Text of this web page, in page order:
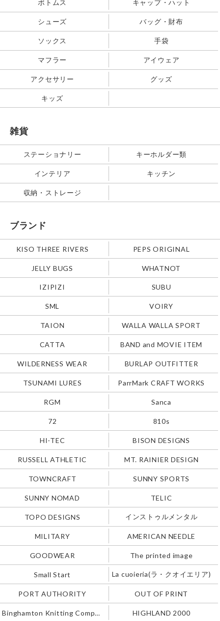
ボトムス キャップ・ハット
シューズ バッグ・財布
ソックス 手袋
マフラー アイウェア
アクセサリー グッズ
キッズ
雑貨
ステーショナリー キーホルダー類
インテリア キッチン
収納・ストレージ
ブランド
KISO THREE RIVERS PEPS ORIGINAL
JELLY BUGS WHATNOT
IZIPIZI SUBU
SML VOIRY
TAION WALLA WALLA SPORT
CATTA BAND and MOVIE ITEM
WILDERNESS WEAR BURLAP OUTFITTER
TSUNAMI LURES ParrMark CRAFT WORKS
RGM Sanca
72 810s
HI-TEC BISON DESIGNS
RUSSELL ATHLETIC MT. RAINIER DESIGN
TOWNCRAFT SUNNY SPORTS
SUNNY NOMAD TELIC
TOPO DESIGNS インストゥルメンタル
MILITARY AMERICAN NEEDLE
GOODWEAR The printed image
Small Start La cuoieria(ラ・クオイエリア)
PORT AUTHORITY OUT OF PRINT
Binghamton Knitting Company HIGHLAND 2000